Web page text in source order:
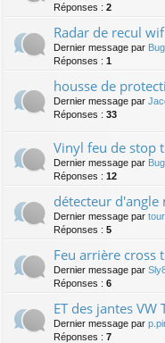
Réponses : 2
Radar de recul
Dernier message par
Réponses : 1
housse de
Dernier message par
Réponses : 33
Vinyl feu de stop
Dernier message par
Réponses : 12
détecteur
Dernier message par
Réponses : 5
Feu arrière cross
Dernier message par
Réponses : 6
ET des jantes VW
Dernier message par
Réponses : 7